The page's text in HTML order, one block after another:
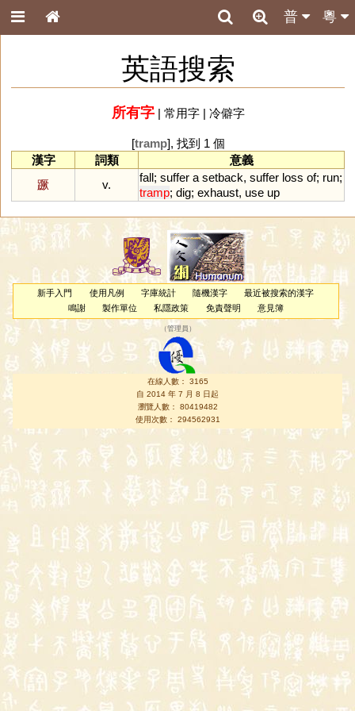
粵
普
英語搜索
所有字| 常用字| 冷僻字
[tramp], 找到 1 個
漢字
詞類
意義
蹶
v.
fall; suffer a setback, suffer loss of; run;
tramp; dig; exhaust, use up
新手入門 使用凡例 字庫統計 隨機漢字
最近被搜索的漢字
鳴謝
製作單位 私隱政策 免責聲明 意見簿
（管理員 ）
在線人數： 3165
自 2014 年 7 月 8 日起
瀏覽人數： 80419482
使用次數： 294562931